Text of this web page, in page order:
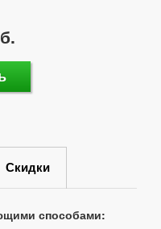
Скидки
способами: